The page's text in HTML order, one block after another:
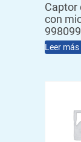
Captor
con
Leer más